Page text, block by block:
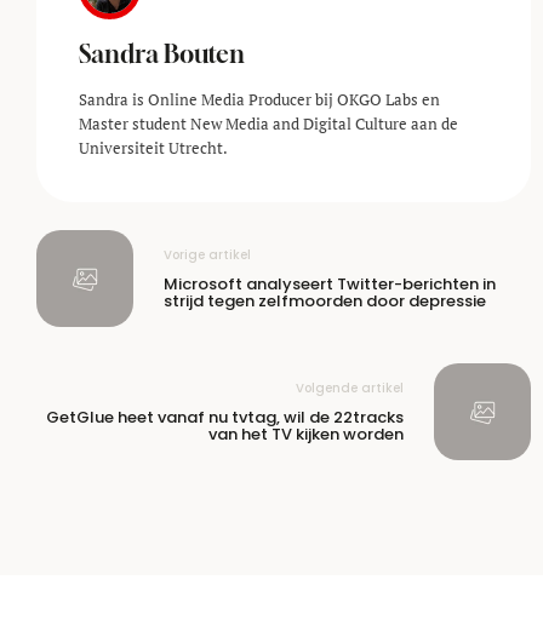
Sandra Bouten
Sandra is Online Media Producer bij OKGO Labs en
Master student New Media and Digital Culture aan de
Universiteit Utrecht.
Vorige artikel
Microsoft analyseert Twitter-berichten in
strijd tegen zelfmoorden door depressie
Volgende artikel
GetGlue heet vanaf nu tvtag, wil de 22tracks
van het TV kijken worden